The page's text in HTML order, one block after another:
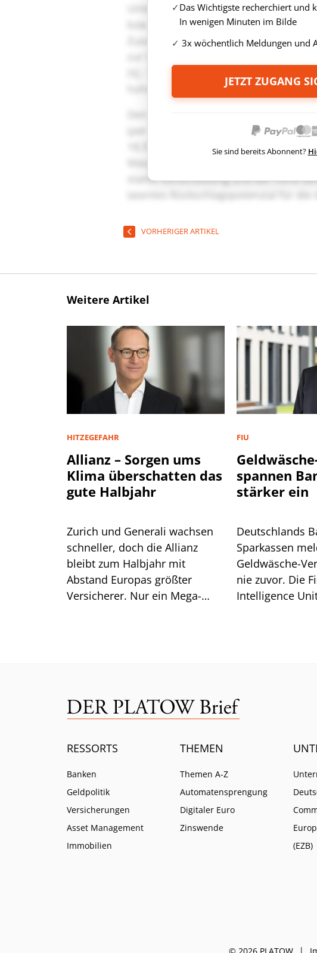
Das Wichtigste recherchiert und
In wenigen Minuten im Bilde
3x wöchentlich Meldungen und
JETZT ZUGANG
Sie sind bereits Abonnent?
VORHERIGER ARTIKEL
Weitere Artikel
HITZEGEFAHR
Allianz – Sorgen ums
Klima überschatten das
gute Halbjahr
Zurich und Generali wachsen
schneller, doch die Allianz
bleibt zum Halbjahr mit
Abstand Europas größter
Versicherer. Nur ein Mega-
FIU
spannen
stärker ein
Deutschlands
Sparkassen
Geldwäsche-
nie zuvor. Die
Intelligence
RESSORTS
Banken
Geldpolitik
Versicherungen
Asset Management
Immobilien
THEMEN
Themen A-Z
Automatensprengung
Digitaler Euro
Zinswende
(EZB)
© 2026 PLATOW